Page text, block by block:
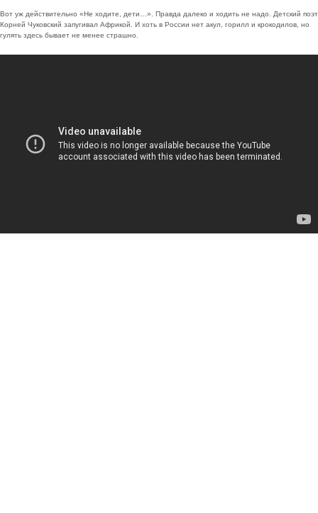
Вот уж действительно «Не ходите, дети…». Правда далеко и ходить не надо. Детский поэт
Корней Чуковский запугивал Африкой. И хоть в России нет акул, горилл и крокодилов, но
гулять здесь бывает не менее страшно.